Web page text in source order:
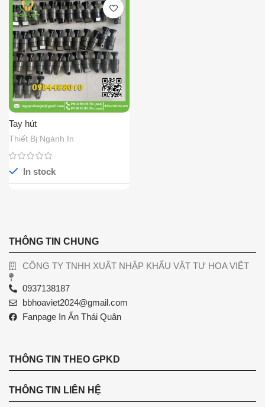
Tay hút
Thiết Bị Ngành In
In stock
THÔNG TIN CHUNG
CÔNG TY TNHH XUẤT NHẬP KHẨU VẬT TƯ HOA VIỆT
0937138187
bbhoaviet2024@gmail.com
Fanpage In Ấn Thái Quân
THÔNG TIN THEO GPKD
THÔNG TIN LIÊN HỆ